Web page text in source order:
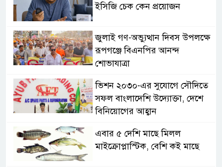
ইসিজি চেক কেন প্রয়োজন
জুলাই গণ-অভ্যুত্থান দিবস উপলক্ষে
রূপগঞ্জে বিএনপির আনন্দ
শোভাযাত্রা
ভিশন ২০৩০-এর সুযোগে সৌদিতে
সফল বাংলাদেশি উদ্যোক্তা, দেশে
বিনিয়োগের আহ্বান
এবার ৫ দেশি মাছে মিলল
মাইক্রোপ্লাস্টিক, বেশি কই মাছে